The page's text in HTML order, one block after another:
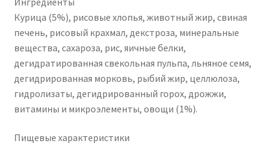
Курица (5%), рисовые хлопья, животный жир, свиная
печень, рисовый крахмал, декстроза, минеральные
вещества, сахароза, рис, яичные белки,
дегидратированная свекольная пульпа, льняное семя,
дегидрированная морковь, рыбий жир, целлюлоза,
гидролизаты, дегидрированный горох, дрожжи,
витамины и микроэлементы, овощи (1%).
Пищевые характеристики